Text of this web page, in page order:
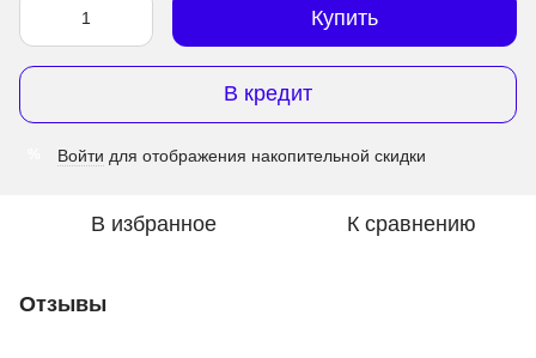
Купить
В кредит
Войти для отображения накопительной скидки
В избранное К сравнению
Отзывы